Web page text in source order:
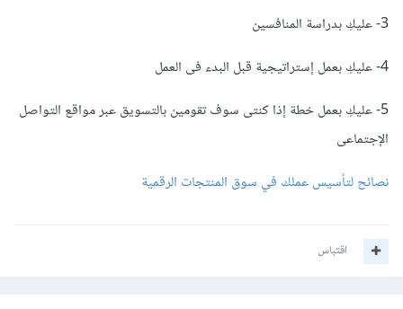
3- عليكِ بدراسة المنافسين
4- عليكِ بعمل إستراتيجية قبل البدء فى العمل
5- عليكِ بعمل خطة إذا كنتى سوف تقومين بالتسويق عبر مواقع التواصل
الإجتماعى
نصائح لتأسيس عملك في سوق المنتجات الرقمية
اقتباس